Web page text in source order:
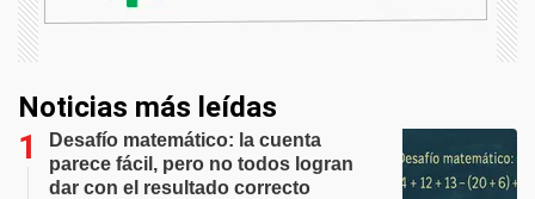
Noticias más leídas
Desafío matemático: la cuenta
parece fácil, pero no todos logran
dar con el resultado correcto